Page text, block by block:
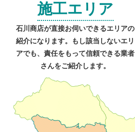
施工エリア
石川商店が直接お伺いできるエリアの
紹介になります。もし該当しないエリ
アでも、責任をもって信頼できる業者
さんをご紹介します。